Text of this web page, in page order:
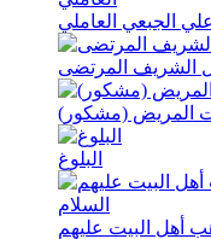
الجبعي العاملي
الشریف المرتضی
المریض (مشکور)
البلوغ
أهل البیت علیهم